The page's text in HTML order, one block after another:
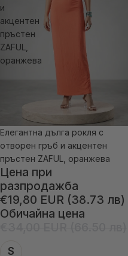
и
акцентен
пръстен
ZAFUL,
оранжева
-41% отстъпка
Елегантна дълга рокля с
отворен гръб и акцентен
пръстен ZAFUL, оранжева
Цена при
разпродажба
€19,80 EUR (38.73 лв)
Обичайна цена
S